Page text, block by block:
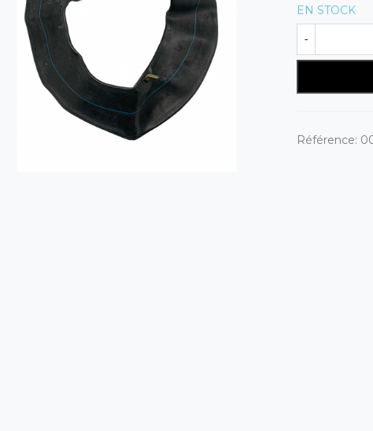
EN STOCK
-
Référence: